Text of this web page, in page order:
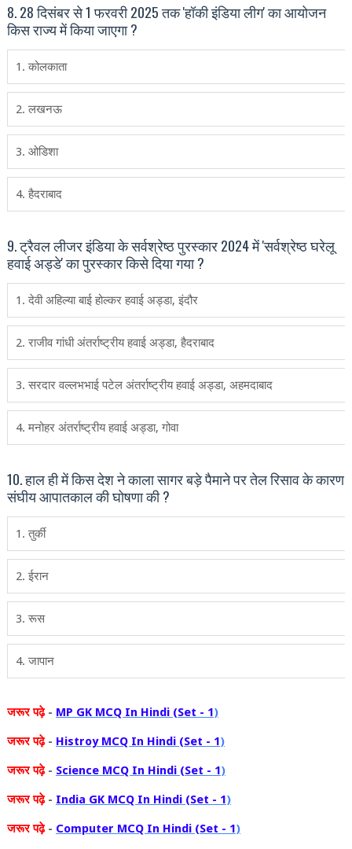
8. 28 दिसंबर से 1 फरवरी 2025 तक 'हॉकी इंडिया लीग' का आयोजन
किस राज्‍य में किया जाएगा ?
1. कोलकाता
2. लखनऊ
3. ओडिशा
4. हैदराबाद
9. ट्रैवल लीजर इंडिया के सर्वश्रेष्ठ पुरस्कार 2024 में 'सर्वश्रेष्ठ घरेलू
हवाई अड्डे' का पुरस्कार किसे दिया गया ?
1. देवी अहिल्या बाई होल्कर हवाई अड्डा, इंदौर
2. राजीव गांधी अंतर्राष्ट्रीय हवाई अड्डा, हैदराबाद
3. सरदार वल्लभभाई पटेल अंतर्राष्ट्रीय हवाई अड्डा, अहमदाबाद
4. मनोहर अंतर्राष्ट्रीय हवाई अड्डा, गोवा
10. हाल ही में किस देश ने काला सागर बड़े पैमाने पर तेल रिसाव के कारण
संघीय आपातकाल की घोषणा की ?
1. तुर्की
2. ईरान
3. रूस
4. जापान
जरूर पढ़े- MP GK MCQ In Hindi (Set - 1)
जरूर पढ़े- Histroy MCQ In Hindi (Set - 1)
जरूर पढ़े- Science MCQ In Hindi (Set - 1)
जरूर पढ़े- India GK MCQ In Hindi (Set - 1)
जरूर पढ़े- Computer MCQ In Hindi (Set - 1)